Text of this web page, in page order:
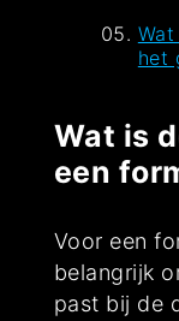
het
Wat is
een
Voor een
belangrijk
past bij de